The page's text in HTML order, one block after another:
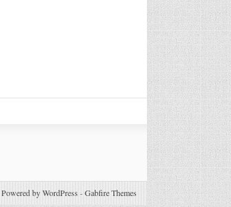
Powered by WordPress -Gabfire Themes